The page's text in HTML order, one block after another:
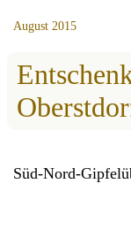
August 2015
Süd-Nord-